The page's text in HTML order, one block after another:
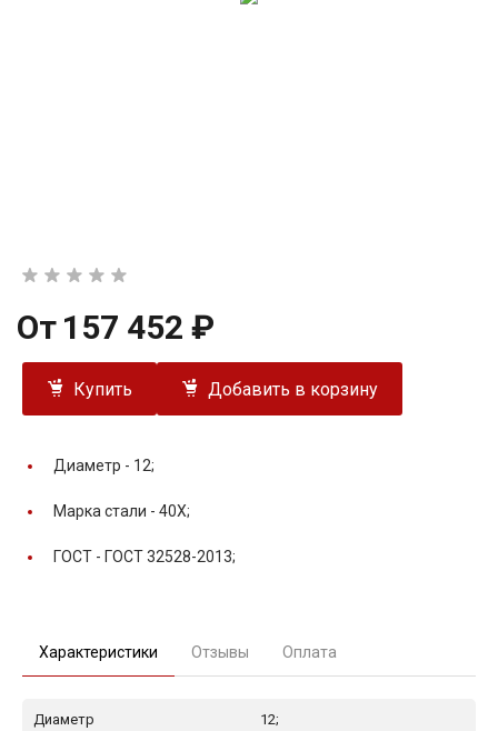
От 157 452 ₽
Купить Добавить в корзину
Диаметр - 12;
Марка стали - 40Х;
ГОСТ - ГОСТ 32528-2013;
Характеристики Отзывы Оплата
Диаметр 12;